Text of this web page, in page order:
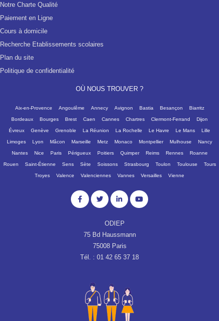
Notre Charte Qualité
Paiement en Ligne
Cours à domicile
Recherche Etablissements scolaires
Plan du site
Politique de confidentialité
OÙ NOUS TROUVER ?
Aix-en-Provence Angoulême Annecy Avignon Bastia Besançon Biarritz
Bordeaux Bourges Brest Caen Cannes Chartres Clermont-Ferrand Dijon
Évreux Genève Grenoble La Réunion La Rochelle Le Havre Le Mans Lille
Limoges Lyon Mâcon Marseille Metz Monaco Montpellier Mulhouse Nancy
Nantes Nice Paris Périgueux Poitiers Quimper Reims Rennes Roanne
Rouen Saint-Étienne Sens Sète Soissons Strasbourg Toulon Toulouse Tours
Troyes Valence Valenciennes Vannes Versailles Vienne
ODIEP
75 Bd Haussmann
75008 Paris
Tél. : 01 42 65 37 18